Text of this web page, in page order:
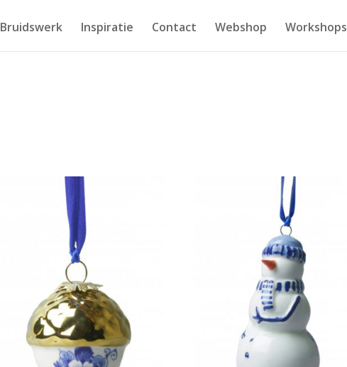
Bruidswerk Inspiratie Contact Webshop Workshops